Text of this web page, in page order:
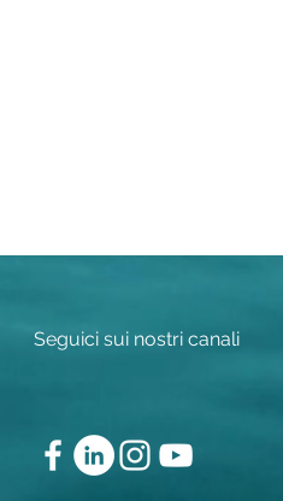
Seguici sui nostri canali